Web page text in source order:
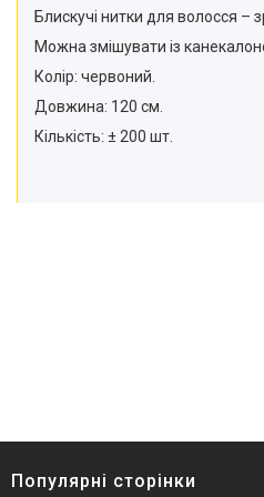
Блискучі нитки для волосся –
Можна змішувати із
Колір: червоний.
Довжина: 120 см.
Кількість: ± 200 шт.
Популярні сторінки